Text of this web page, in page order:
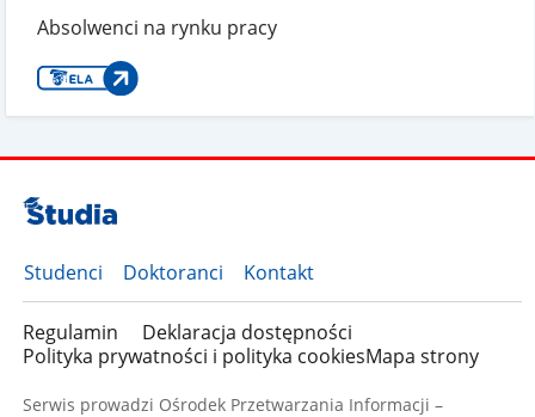
Absolwenci na rynku pracy
Studenci Doktoranci Kontakt
Regulamin
Deklaracja dostępności
Polityka prywatności i polityka cookiesMapa strony
Serwis prowadzi Ośrodek Przetwarzania Informacji –